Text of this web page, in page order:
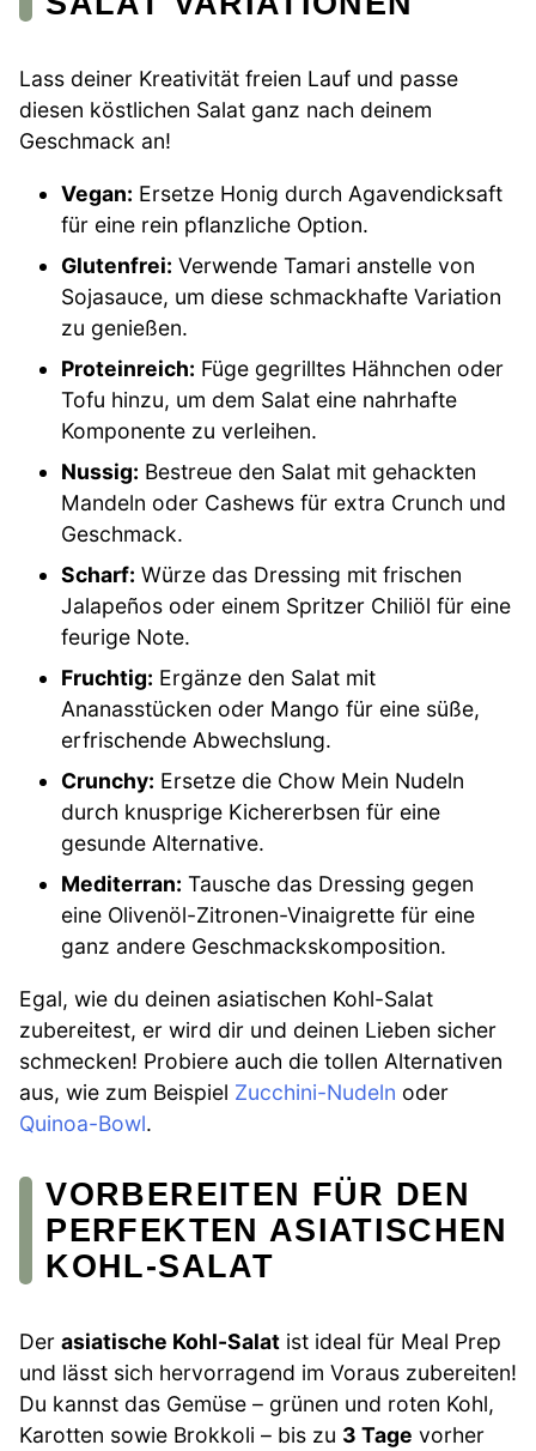
Lass deiner Kreativität freien Lauf und passe
diesen köstlichen Salat ganz nach deinem
Geschmack an!
Vegan: Ersetze Honig durch Agavendicksaft
für eine rein pflanzliche Option.
Glutenfrei: Verwende Tamari anstelle von
Sojasauce, um diese schmackhafte Variation
zu genießen.
Proteinreich: Füge gegrilltes Hähnchen oder
Tofu hinzu, um dem Salat eine nahrhafte
Komponente zu verleihen.
Nussig: Bestreue den Salat mit gehackten
Mandeln oder Cashews für extra Crunch und
Geschmack.
Scharf: Würze das Dressing mit frischen
Jalapeños oder einem Spritzer Chiliöl für eine
feurige Note.
Fruchtig: Ergänze den Salat mit
Ananasstücken oder Mango für eine süße,
erfrischende Abwechslung.
Crunchy: Ersetze die Chow Mein Nudeln
durch knusprige Kichererbsen für eine
gesunde Alternative.
Mediterran: Tausche das Dressing gegen
eine Olivenöl-Zitronen-Vinaigrette für eine
ganz andere Geschmackskomposition.
Egal, wie du deinen asiatischen Kohl-Salat
zubereitest, er wird dir und deinen Lieben sicher
schmecken! Probiere auch die tollen Alternativen
aus, wie zum Beispiel Zucchini-Nudeln oder
Quinoa-Bowl.
VORBEREITEN FÜR DEN
PERFEKTEN ASIATISCHEN
KOHL-SALAT
Der asiatische Kohl-Salat ist ideal für Meal Prep
und lässt sich hervorragend im Voraus zubereiten!
Du kannst das Gemüse – grünen und roten Kohl,
Karotten sowie Brokkoli – bis zu 3 Tage vorher